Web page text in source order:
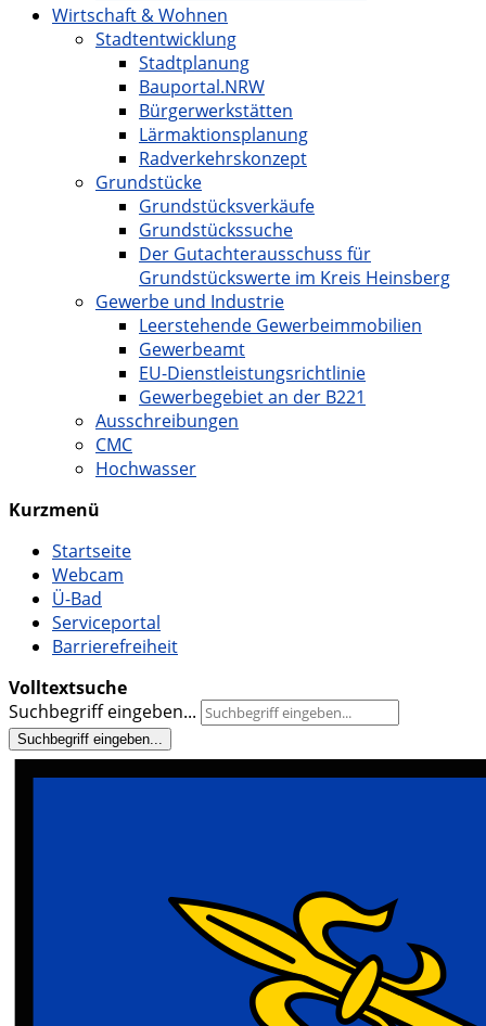
Wirtschaft & Wohnen
Stadtentwicklung
Stadtplanung
Bauportal.NRW
Bürgerwerkstätten
Lärmaktionsplanung
Radverkehrskonzept
Grundstücke
Grundstücksverkäufe
Grundstückssuche
Der Gutachterausschuss für
Grundstückswerte im Kreis Heinsberg
Gewerbe und Industrie
Leerstehende Gewerbeimmobilien
Gewerbeamt
EU-Dienstleistungsrichtlinie
Gewerbegebiet an der B221
Ausschreibungen
CMC
Hochwasser
Kurzmenü
Startseite
Webcam
Ü-Bad
Serviceportal
Barrierefreiheit
Volltextsuche
Suchbegriff eingeben...
Suchbegriff eingeben...